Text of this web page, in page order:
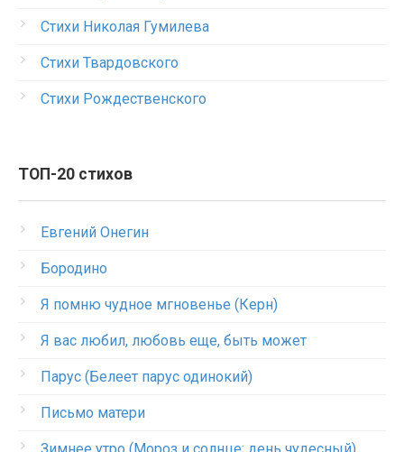
Стихи Николая Гумилева
Стихи Твардовского
Стихи Рождественского
ТОП-20 стихов
Евгений Онегин
Бородино
Я помню чудное мгновенье (Керн)
Я вас любил, любовь еще, быть может
Парус (Белеет парус одинокий)
Письмо матери